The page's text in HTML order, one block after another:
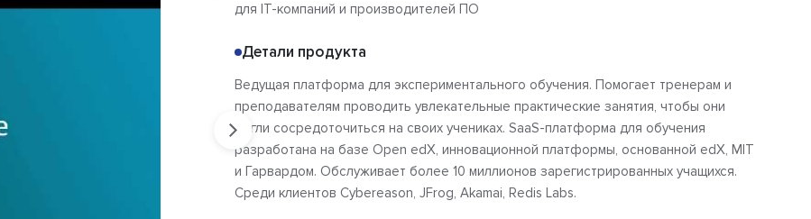
для IT-компаний и производителей ПО
Детали продукта
Ведущая платформа для экспериментального обучения. Помогает тренерам и
преподавателям проводить увлекательные практические занятия, чтобы они
могли сосредоточиться на своих учениках. SaaS-платформа для обучения
разработана на базе Open edX, инновационной платформы, основанной edX, MIT
и Гарвардом. Обслуживает более 10 миллионов зарегистрированных учащихся.
Среди клиентов Cybereason, JFrog, Akamai, Redis Labs.